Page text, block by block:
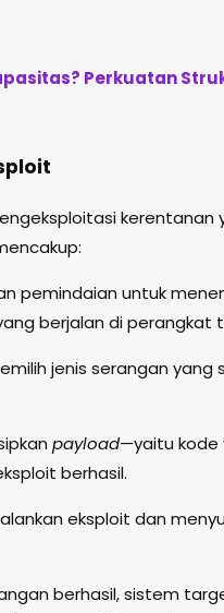
Perkuatan
kerentanan
pemindaian untuk
berjalan di perangkat
jenis serangan yang
payload—yaitu kode
berhasil.
eksploit dan
berhasil, sistem